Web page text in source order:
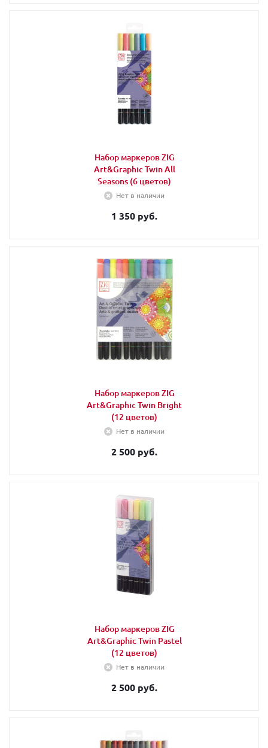
Набор маркеров ZIG
Art&Graphic Twin All
Seasons (6 цветов)
Нет в наличии
1 350 руб.
Набор маркеров ZIG
Art&Graphic Twin Bright
(12 цветов)
Нет в наличии
2 500 руб.
Набор маркеров ZIG
Art&Graphic Twin Pastel
(12 цветов)
Нет в наличии
2 500 руб.